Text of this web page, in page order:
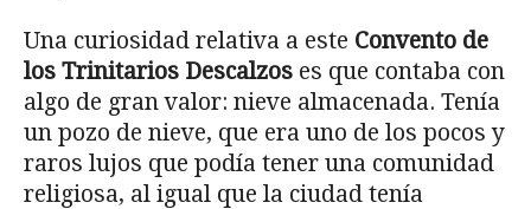
Una curiosidad relativa a este Convento de
los Trinitarios Descalzos es que contaba con
algo de gran valor: nieve almacenada. Tenía
un pozo de nieve, que era uno de los pocos y
raros lujos que podía tener una comunidad
religiosa, al igual que la ciudad tenía